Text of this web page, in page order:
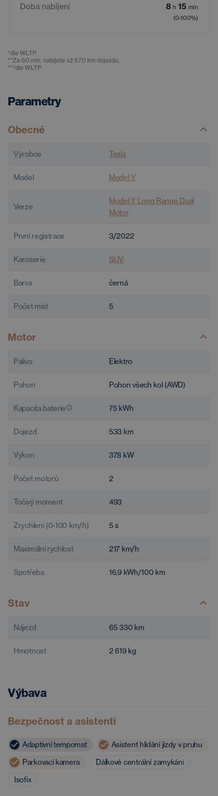
Doba nabíjení 8 h 15 min
(0-100%)
*dle WLTP
**Za 60 min. nabijete až 670 km dojezdu.
***dle WLTP
Parametry
Obecné
Výrobce Tesla
Model Model Y
Verze
Model Y Long Range Dual
Motor
První registrace 3/2022
Karoserie SUV
Barva černá
Počet míst 5
Motor
Palivo Elektro
Pohon Pohon všech kol (AWD)
Kapacita baterie 75 kWh
Dojezd 533 km
Výkon 378 kW
Počet motorů 2
Točivý moment 493
Zrychlení (0-100 km/h) 5 s
Maximální rychlost 217 km/h
Spotřeba 16,9 kWh/100 km
Stav
Nájezd 65 330 km
Hmotnost 2 619 kg
Výbava
Bezpečnost a asistenti
Adaptivní tempomat
Asistent hlídání jízdy v pruhu
Parkovací kamera
Dálkové centrální zamykání
Isofix